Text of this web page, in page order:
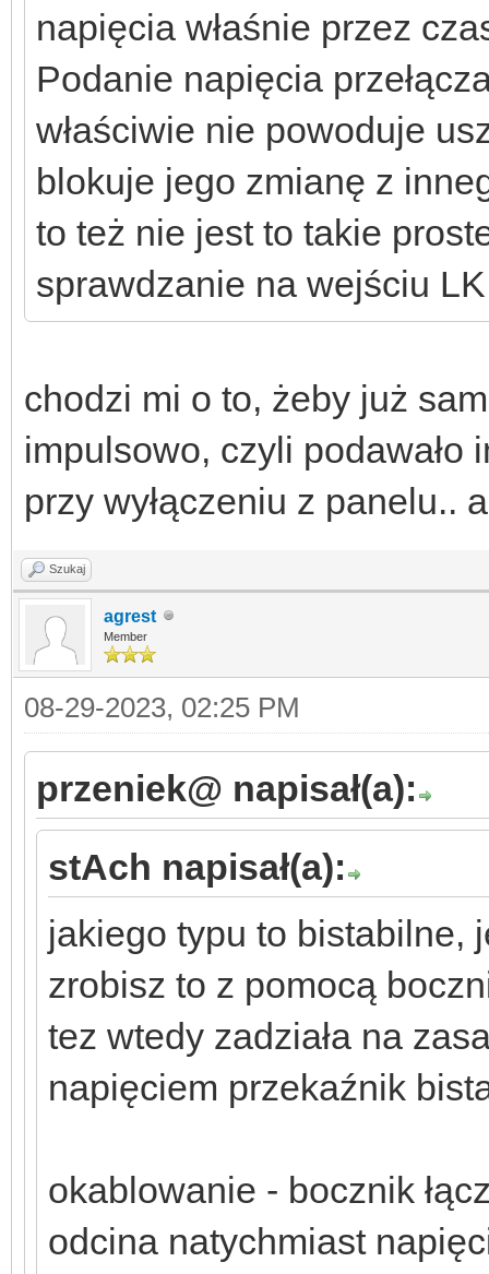
napięcia właśnie przez
Podanie napięcia
właściwie nie powoduje
blokuje jego zmianę z
to też nie jest to takie
sprawdzanie na wejściu
chodzi mi o to, żeby już
impulsowo, czyli podawało
przy wyłączeniu z panelu..
Szukaj
agrest
Member
08-29-2023, 02:25 PM
przeniek@ napisał(a):
stAch napisał(a):
jakiego typu to bistabilne,
zrobisz to z pomocą
tez wtedy zadziała na
napięciem przekaźnik
okablowanie - bocznik
odcina natychmiast